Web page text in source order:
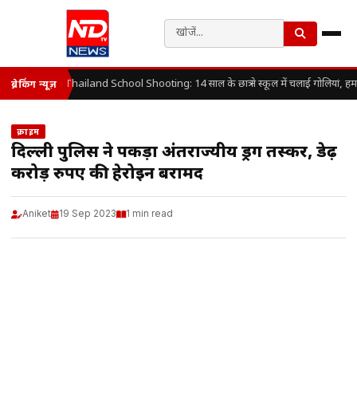
ब्रेकिंग न्यूज़ Thailand School Shooting: 14 साल के छात्र ने स्कूल में चलाई गोलियां,
क्राइम
दिल्ली पुलिस ने पकड़ा अंतर्राज्यीय ड्रग तस्कर, डेढ़
करोड़ रुपए की हेरोइन बरामद
Aniket 19 Sep 2023 1 min read